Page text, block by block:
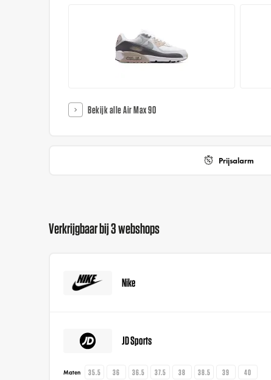
Bekijk alle Air Max 90
Prijsalarm
Verkrijgbaar bij 3 webshops
Nike
JD Sports
Maten 35.5 36 36.5 37.5 38 38.5 39 40